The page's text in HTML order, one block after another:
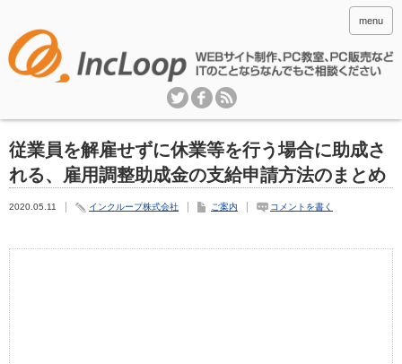
menu
従業員を解雇せずに休業等を行う場合に助成さ
れる、雇用調整助成金の支給申請方法のまとめ
2020.05.11 インクループ株式会社 ご案内 コメントを書く